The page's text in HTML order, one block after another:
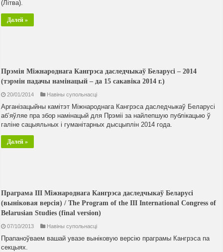
(Літва).
Далей »
Прэмія Міжнароднага Кангрэса даследчыкаў Беларусі – 2014
(тэрмін падачы намінацый – да 15 сакавіка 2014 г.)
20/01/2014 Навiны супольнасцi
Арганізацыйны камітэт Міжнароднага Кангрэса даследчыкаў Беларусі
аб’яўляе пра збор намінацый для Прэміі за найлепшую публікацыю ў
галіне сацыяльных і гуманітарных дысцыплін 2014 года.
Далей »
Праграма ІІІ Міжнароднага Кангрэса даследчыкаў Беларусі
(выніковая версія) / The Program of the III International Congress of
Belarusian Studies (final version)
07/10/2013 Навiны супольнасцi
Прапаноўваем вашай увазе выніковую версію праграмы Кангрэса па
секцыях.